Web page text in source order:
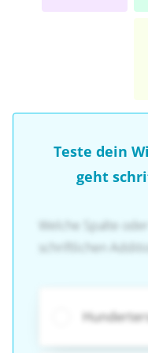
Teste dein
geht
Welche Spalte
schriftlichen